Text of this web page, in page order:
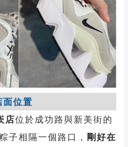
面位置
店位於成功路與新美街的
子相隔一個路口， 剛好在